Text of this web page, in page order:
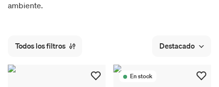
ambiente.
Todos los filtros Destacado
En stock